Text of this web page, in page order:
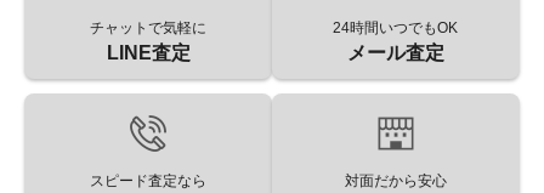
チャットで気軽に
LINE査定
24時間いつでもOK
メール査定
スピード査定なら 対面だから安心